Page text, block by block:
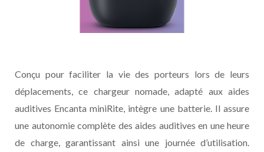
Conçu pour faciliter la vie des porteurs lors de leurs
déplacements, ce chargeur nomade, adapté aux aides
auditives Encanta miniRite, intègre une batterie. Il assure
une autonomie complète des aides auditives en une heure
de charge, garantissant ainsi une journée d’utilisation.